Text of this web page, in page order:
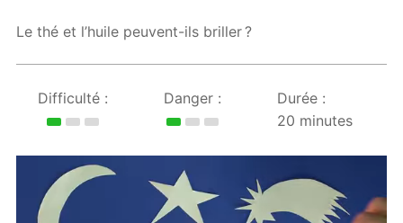
Le thé et l’huile peuvent-ils briller ?
Difficulté : Danger :
Durée :
20 minutes